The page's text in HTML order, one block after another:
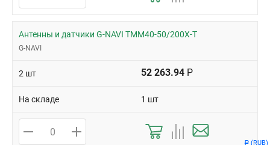
Р (RUB)
Антенны и датчики G-NAVI TMM40-50/200X-T
G-NAVI
2 шт 52 263.94 Р
На складе 1 шт